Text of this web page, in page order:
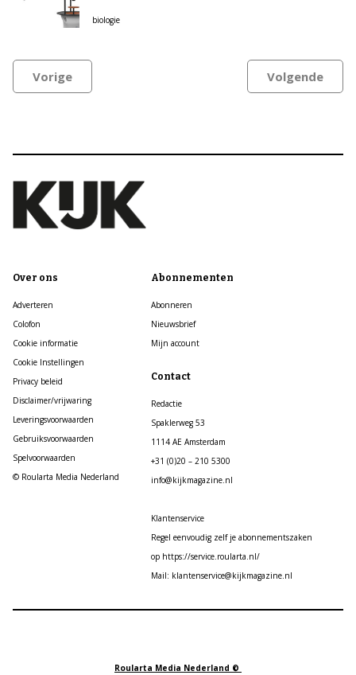
biologie
Vorige Volgende
Over ons
Adverteren
Colofon
Cookie informatie
Cookie Instellingen
Privacy beleid
Disclaimer/vrijwaring
Leveringsvoorwaarden
Gebruiksvoorwaarden
Spelvoorwaarden
© Roularta Media Nederland
Abonnementen
Abonneren
Nieuwsbrief
Mijn account
Contact
Redactie
Spaklerweg 53
1114 AE Amsterdam
+31 (0)20 – 210 5300
info@kijkmagazine.nl
Klantenservice
Regel eenvoudig zelf je abonnementszaken
op https://service.roularta.nl/
Mail: klantenservice@kijkmagazine.nl
Roularta Media Nederland ©